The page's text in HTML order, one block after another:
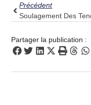
Précédent
Partager la publication :